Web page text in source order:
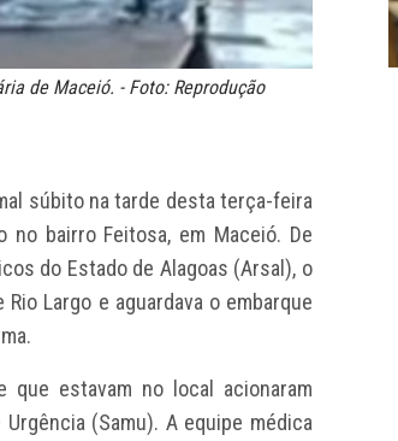
de Maceió. - Foto: Reprodução
súbito na tarde desta terça-feira
no bairro Feitosa, em Maceió. De
do Estado de Alagoas (Arsal), o
Largo e aguardava o embarque
estavam no local acionaram
(Samu). A equipe médica